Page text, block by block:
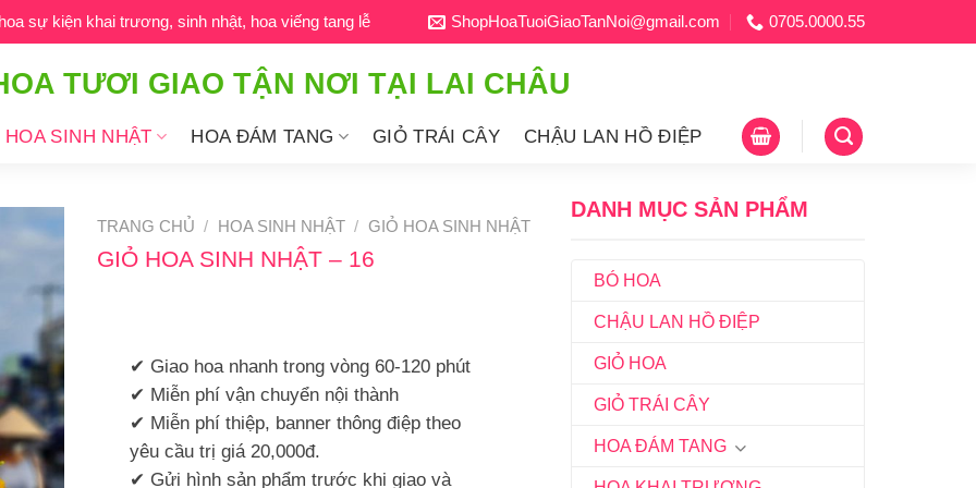
sự kiện khai trương, sinh nhật, hoa viếng tang lễ ShopHoaTuoiGiaoTanNoi@gmail.com 0705.0000.55
TƯƠI GIAO TẬN NƠI TẠI LAI CHÂU
HOA SINH NHẬT HOA ĐÁM TANG GIỎ TRÁI CÂY CHẬU LAN HỒ ĐIỆP
DANH MỤC SẢN PHẨM
BÓ HOA
CHẬU LAN HỒ ĐIỆP
GIỎ HOA
GIỎ TRÁI CÂY
HOA ĐÁM TANG
TRANG CHỦ / HOA SINH NHẬT / GIỎ HOA SINH NHẬT
GIỎ HOA SINH NHẬT – 16
✔ Giao hoa nhanh trong vòng 60-120 phút
✔ Miễn phí vận chuyển nội thành
✔ Miễn phí thiệp, banner thông điệp theo
yêu cầu trị giá 20,000đ.
✔ Gửi hình sản phẩm trước khi giao và